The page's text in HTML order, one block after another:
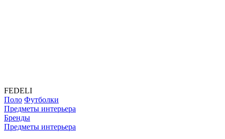
FEDELI
Поло Футболки
Предметы интерьера
Бренды
Предметы интерьера